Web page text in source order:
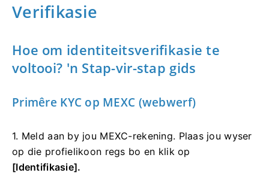
Verifikasie
Hoe om identiteitsverifikasie te
voltooi? 'n Stap-vir-stap gids
Primêre KYC op MEXC (webwerf)
1. Meld aan by jou MEXC-rekening. Plaas jou wyser
op die profielikoon regs bo en klik op
[Identifikasie].